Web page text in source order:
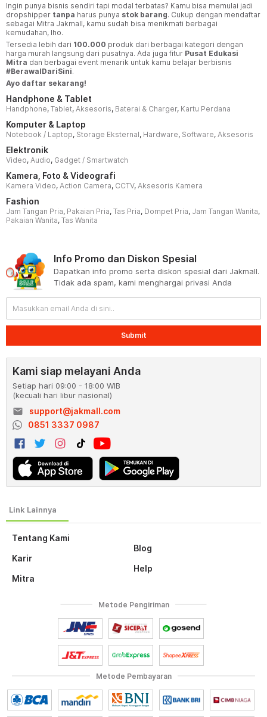
Ingin punya bisnis sendiri tapi modal terbatas? Kamu bisa memulai jadi
dropshipper tanpa harus punya stok barang. Cukup dengan mendaftar
sebagai Mitra Jakmall, kamu sudah bisa menikmati berbagai
kemudahan, lho.
Tersedia lebih dari 100.000 produk dari berbagai kategori dengan
harga murah langsung dari pusatnya. Ada juga fitur Pusat Edukasi
Mitra dan berbagai event menarik untuk kamu belajar berbisnis
#BerawalDariSini.
Ayo daftar sekarang!
Handphone & Tablet
Handphone, Tablet, Aksesoris, Baterai & Charger, Kartu Perdana
Komputer & Laptop
Notebook / Laptop, Storage Eksternal, Hardware, Software, Aksesoris
Elektronik
Video, Audio, Gadget / Smartwatch
Kamera, Foto & Videografi
Kamera Video, Action Camera, CCTV, Aksesoris Kamera
Fashion
Jam Tangan Pria, Pakaian Pria, Tas Pria, Dompet Pria, Jam Tangan Wanita,
Pakaian Wanita, Tas Wanita
Tentang Kami
Karir
Mitra
Blog
Help
Info Promo dan Diskon Spesial
Dapatkan info promo serta diskon spesial dari Jakmall.
Tidak ada spam, kami menghargai privasi Anda
Submit
Kami siap melayani Anda
Setiap hari 09:00 - 18:00 WIB
(kecuali hari libur nasional)
email
support@jakmall.com
0851 3337 0987
Metode Pembayaran
Metode Pengiriman